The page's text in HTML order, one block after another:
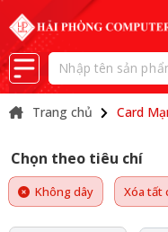
Trang chủ Card
Chọn theo tiêu chí
Không dây Xóa tất